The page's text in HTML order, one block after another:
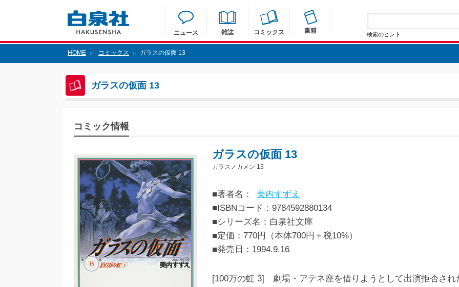
ニュース 雑誌 コミックス 書籍 検索のヒント
HOME > コミックス > ガラスの仮面 13
ガラスの仮面 13
コミック情報
ガラスの仮面 13
ガラスノカメン 13
■著者名：
美内すずえ
■ISBNコード：9784592880134
■シリーズ名：白泉社文庫
■定価：770円（本体700円＋税10%）
■発売日： 1994.9.16
[100万の虹 3] 劇場・アテネ座を借りようとして出演拒否され